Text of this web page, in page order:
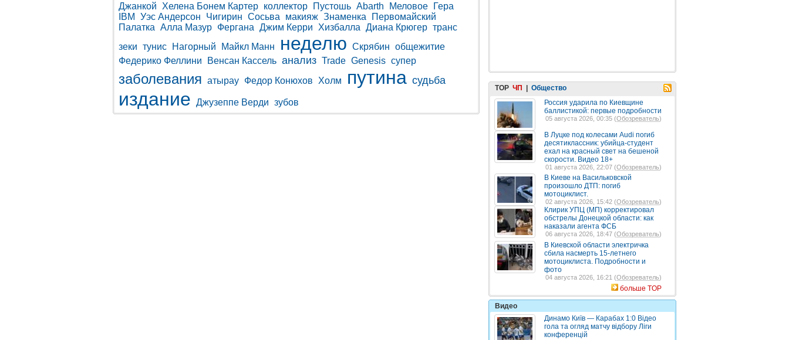
Джанкой Хелена Бонем Картер коллектор Пустошь Abarth Меловое
Гера
IBM
Уэс Андерсон Чигирин Сосьва макияж Знаменка
Первомайский
Палатка Алла Мазур Фергана Джим Керри Хизбалла Диана Крюгер транс
зеки тунис Нагорный Майкл Манн неделю Скрябин общежитие
Федерико Феллини
Венсан Кассель анализ Trade Genesis супер
заболевания атырау Федор Конюхов Холм путина судьба
издание Джузеппе Верди зубов
TOP ЧП
Общество
Россия ударила по Киевщине
баллистикой: первые подробности
05 августа 2026, 00:35 (Обозреватель)
В Луцке под колесами Audi погиб
десятиклассник: убийца-студент
ехал на красный свет на бешеной
скорости. Видео 18+
01 августа 2026, 22:07 (Обозреватель)
В Киеве на Васильковской
произошло ДТП: погиб
мотоциклист.
02 августа 2026, 15:42 (Обозреватель)
Клирик УПЦ (МП) корректировал
обстрелы Донецкой области: как
наказали агента ФСБ
06 августа 2026, 18:47 (Обозреватель)
В Киевской области электричка
сбила насмерть 15-летнего
мотоциклиста. Подробности и
фото
04 августа 2026, 16:21 (Обозреватель)
больше TOP
Видео
Динамо Київ — Карабах 1:0 Відео
гола та огляд матчу відбору Ліги
конференцій